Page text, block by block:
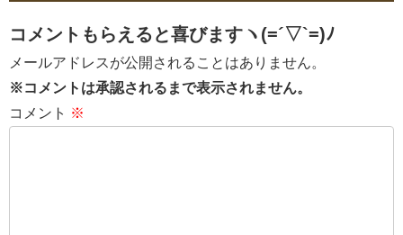
コメントもらえると喜びますヽ(=´▽`=)ﾉ
メールアドレスが公開されることはありません。
※コメントは承認されるまで表示されません。
コメント ※